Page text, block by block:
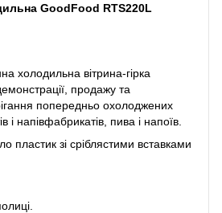
GoodFood RTS220L
холодильна вітрина-гірка
продажу та
попередньо охолоджених
і напівфабрикатів, пива і напоїв.
пластик зі сріблястими вставками